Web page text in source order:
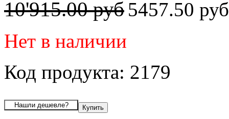
10'915.00 руб 5457.50
Нет в наличии
Код продукта: 2179